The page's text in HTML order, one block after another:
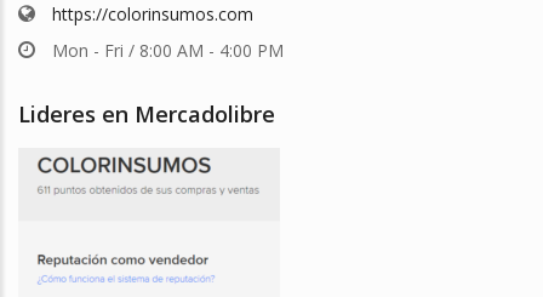
https://colorinsumos.com
Mon - Fri / 8:00 AM - 4:00 PM
Lideres en Mercadolibre